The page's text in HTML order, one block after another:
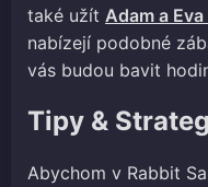
také užít Adam a
nabízejí podobné
vás budou bavit
Tipy &
Abychom v Rabbit